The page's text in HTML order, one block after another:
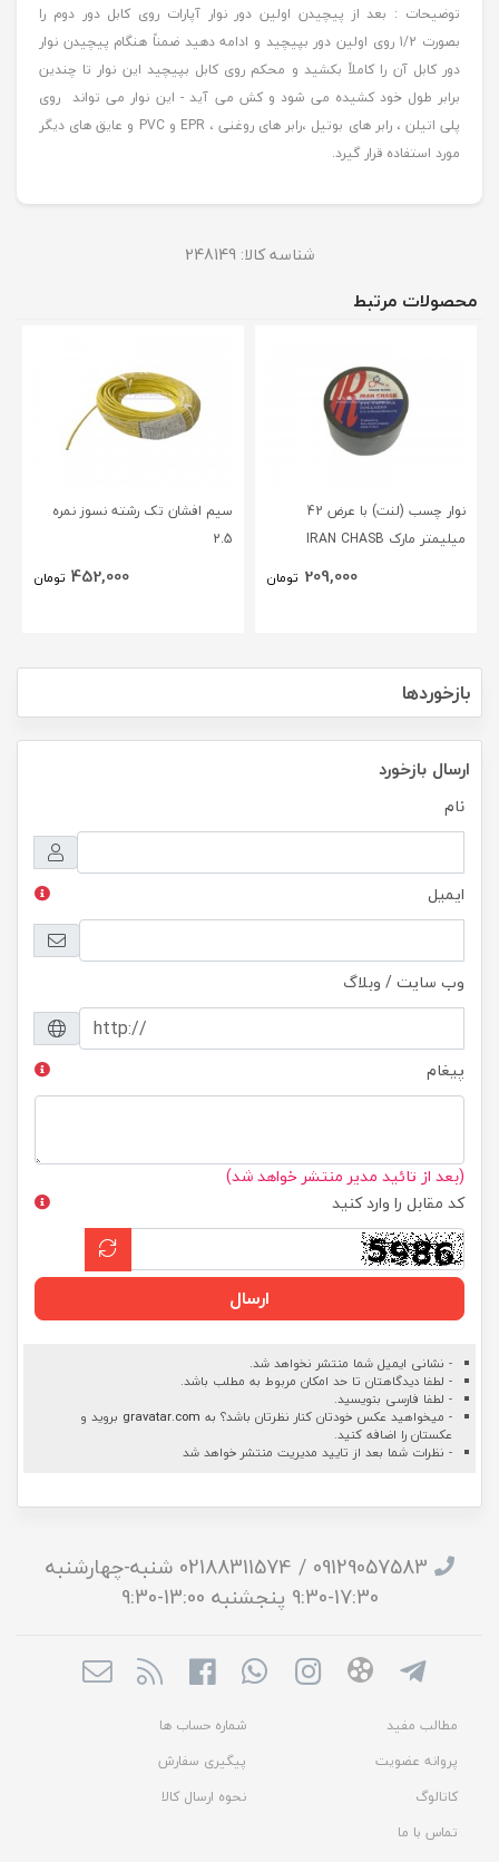
توضیحات : بعد از پیچیدن اولین دور نوار آپارات روی کابل دور دوم را
بصورت 1/2 روی اولین دور بپیچید و ادامه دهید ضمناً هنگام پیچیدن نوار
دور کابل آن را کاملاً بکشید و محکم روی کابل بپیچید این نوار تا چندین
برابر طول خود کشیده می شود و کش می آید - این نوار می تواند روی
پلی اتیلن ، رابر های بوتیل ،رابر های روغنی ، EPR و PVC و عایق های دیگر
مورد استفاده قرار گیرد.
شناسه کالا: 248149
محصولات مرتبط
نوار چسب (لنت) با عرض 42
میلیمتر مارک IRAN CHASB
209,000 تومان
سیم افشان تک رشته نسوز نمره
2.5
452,000 تومان
بازخوردها
ارسال بازخورد
نام
ایمیل
وب سایت / وبلاگ
پیغام
(بعد از تائید مدیر منتشر خواهد شد)
کد مقابل را وارد کنید
ارسال
- نشانی ایمیل شما منتشر نخواهد شد.
- لطفا دیدگاهتان تا حد امکان مربوط به مطلب باشد.
- لطفا فارسی بنویسید.
- میخواهید عکس خودتان کنار نظرتان باشد؟ به gravatar.com بروید و
عکستان را اضافه کنید.
- نظرات شما بعد از تایید مدیریت منتشر خواهد شد
09129057583 / 02188311574 شنبه-چهارشنبه
17:30-9:30 پنجشنبه 13:00-9:30
مطالب مفید
شماره حساب ها
پروانه عضویت
پیگیری سفارش
کاتالوگ
نحوه ارسال کالا
تماس با ما